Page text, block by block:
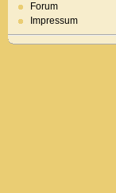
Forum
Impressum